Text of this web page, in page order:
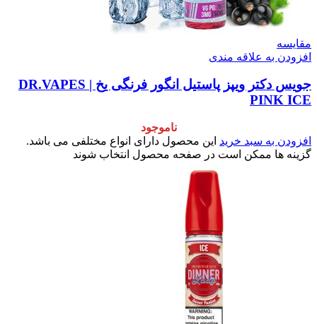
مقایسه
افزودن به علاقه مندی
جویس دکتر ویپز پاستیل انگور فرنگی یخ | DR.VAPES
PINK ICE
ناموجود
افزودن به سبد خرید این محصول دارای انواع مختلفی می باشد.
گزینه ها ممکن است در صفحه محصول انتخاب شوند